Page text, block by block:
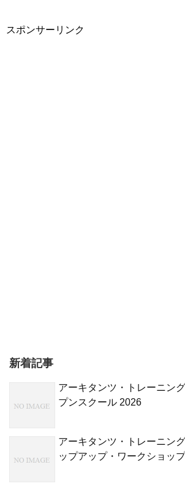
スポンサーリンク
新着記事
アーキタンツ・トレーニン
プンスクール 2026
アーキタンツ・トレーニン
ップアップ・ワークショッ